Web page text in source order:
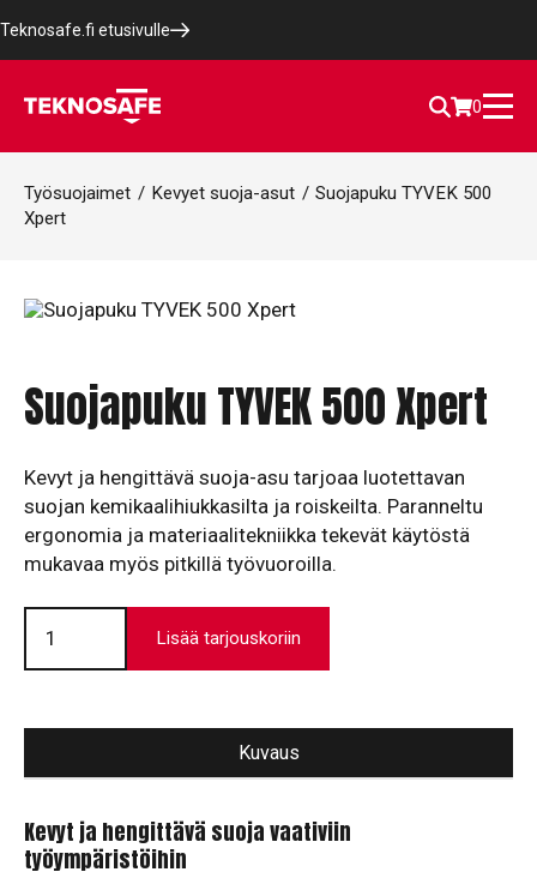
Teknosafe.fi etusivulle
0
Työsuojaimet / Kevyet suoja-asut / Suojapuku TYVEK 500
Xpert
Suojapuku TYVEK 500 Xpert
Kevyt ja hengittävä suoja-asu tarjoaa luotettavan
suojan kemikaalihiukkasilta ja roiskeilta. Paranneltu
ergonomia ja materiaalitekniikka tekevät käytöstä
mukavaa myös pitkillä työvuoroilla.
Suojapuku
TYVEK
Xpert
Lisää tarjouskoriin
Kuvaus
Kevyt ja hengittävä suoja vaativiin
työympäristöihin